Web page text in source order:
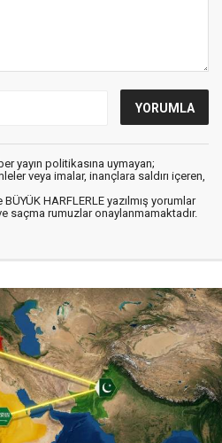
yayın politikasına uymayan;
veya imalar, inançlara saldırı içeren,
HARFLERLE yazılmış yorumlar
saçma rumuzlar onaylanmamaktadır.